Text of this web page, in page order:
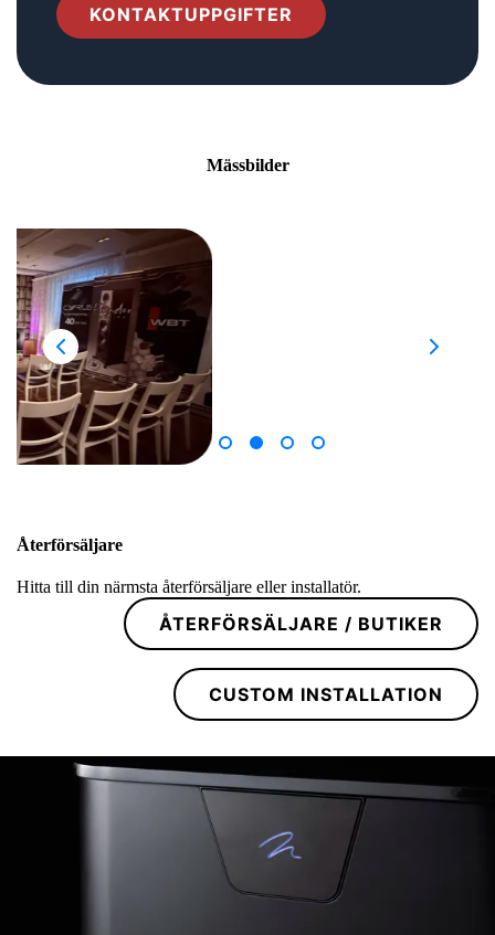
KONTAKTUPPGIFTER
Mässbilder
Återförsäljare
Hitta till din närmsta återförsäljare eller installatör.
ÅTERFÖRSÄLJARE / BUTIKER
CUSTOM INSTALLATION